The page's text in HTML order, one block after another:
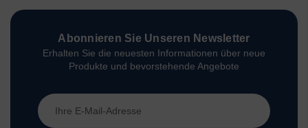
Abonnieren Sie Unseren Newsletter
Erhalten Sie die neuesten Informationen über neue
Produkte und bevorstehende Angebote
E-
Mail-